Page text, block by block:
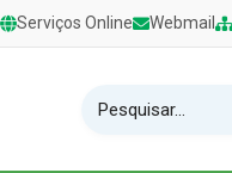
Serviços Online Webmail